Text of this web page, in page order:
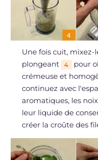
Une fois cuit,
plongeant
4
pour
crémeuse et
continuez avec
aromatiques, les
leur liquide de
créer la croûte des